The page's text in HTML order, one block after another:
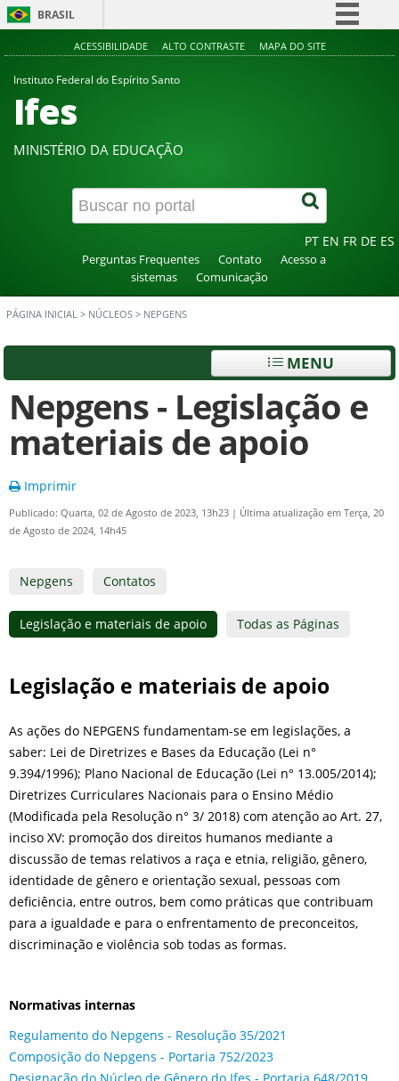
BRASIL
Simplifique!
Canais
ACESSIBILIDADE ALTO CONTRASTE MAPA DO SITE
Instituto Federal do Espírito Santo
Ifes
MINISTÉRIO DA EDUCAÇÃO
PT EN FR DE ES
Perguntas Frequentes Contato
Acesso a
sistemas
Comunicação
PÁGINA INICIAL > NÚCLEOS > NEPGENS
MENU
Nepgens - Legislação e
materiais de apoio
Imprimir
Publicado: Quarta, 02 de Agosto de 2023, 13h23 | Última atualização em Terça, 20
de Agosto de 2024, 14h45
Nepgens Contatos
Legislação e materiais de apoio Todas as Páginas
Legislação e materiais de apoio
As ações do NEPGENS fundamentam-se em legislações, a
saber: Lei de Diretrizes e Bases da Educação (Lei n°
9.394/1996); Plano Nacional de Educação (Lei n° 13.005/2014);
Diretrizes Curriculares Nacionais para o Ensino Médio
(Modificada pela Resolução n° 3/ 2018) com atenção ao Art. 27,
inciso XV: promoção dos direitos humanos mediante a
discussão de temas relativos a raça e etnia, religião, gênero,
identidade de gênero e orientação sexual, pessoas com
deficiência, entre outros, bem como práticas que contribuam
para a igualdade e para o enfrentamento de preconceitos,
discriminação e violência sob todas as formas.
Normativas internas
Regulamento do Nepgens - Resolução 35/2021
Composição do Nepgens - Portaria 752/2023